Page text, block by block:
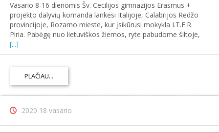
Vasario 8-16 dienomis Šv. Cecilijos gimnazijos Erasmus +
projekto dalyvių komanda lankėsi Italijoje, Calabrijos Redžo
provincijoje, Rozarno mieste, kur įsikūrusi mokykla I.T.E.R.
Piria. Pabėgę nuo lietuviškos žiemos, ryte pabudome šiltoje,
[...]
PLAČIAU...
2020 18 vasario